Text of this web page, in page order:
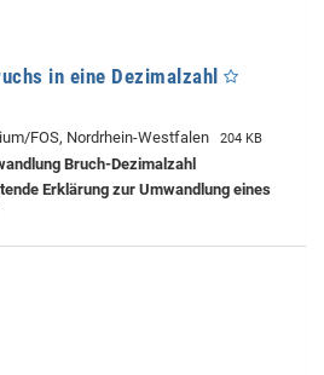
in eine Dezimalzahl
FOS, Nordrhein-Westfalen 204 KB
Bruch-Dezimalzahl
Erklärung zur Umwandlung eines